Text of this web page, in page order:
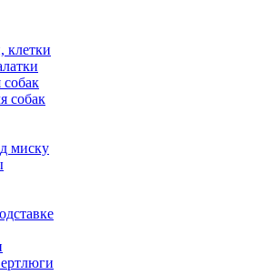
клетки
собак
миску